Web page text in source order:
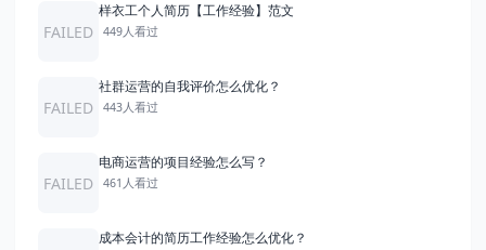
FAILED
样衣工个人简历【工作经验】范文
449人看过
FAILED
社群运营的自我评价怎么优化？
443人看过
FAILED
电商运营的项目经验怎么写？
461人看过
成本会计的简历工作经验怎么优化？